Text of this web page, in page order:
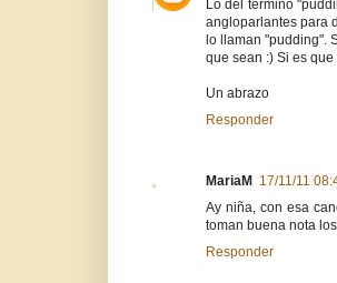
Lo del término
angloparlantes para
lo llaman "pudding".
que sean :) Si es
Un abrazo
Responder
MariaM
17/11/11
Ay niña, con esa
toman buena nota
Responder